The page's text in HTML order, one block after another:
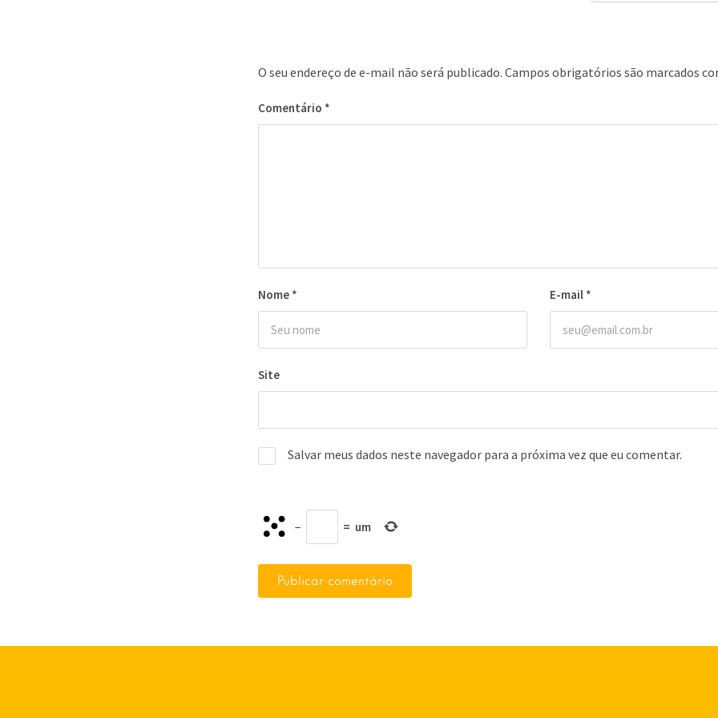
O seu endereço de e-mail não será publicado. Campos obrigatórios são marcados
Comentário *
Nome * E-mail *
Site
Salvar meus dados neste navegador para a próxima vez que eu comentar.
− = um